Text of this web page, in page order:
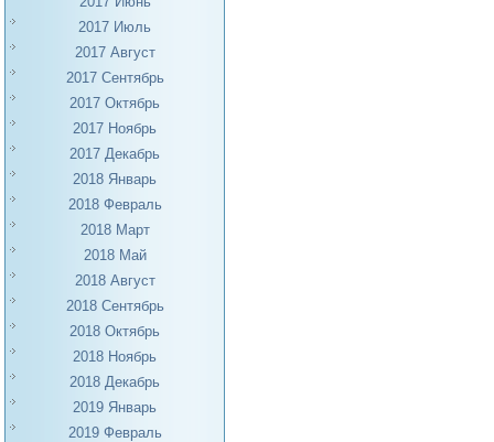
2017 Июль
2017 Август
2017 Сентябрь
2017 Октябрь
2017 Ноябрь
2017 Декабрь
2018 Январь
2018 Февраль
2018 Март
2018 Май
2018 Август
2018 Сентябрь
2018 Октябрь
2018 Ноябрь
2018 Декабрь
2019 Январь
2019 Февраль